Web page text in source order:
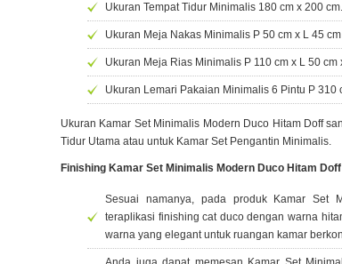
Ukuran Tempat Tidur Minimalis 180 cm x 200 cm.
Ukuran Meja Nakas Minimalis P 50 cm x L 45
Ukuran Meja Rias Minimalis P 110 cm x L 50 cm
Ukuran Lemari Pakaian Minimalis 6 Pintu P 310
Ukuran Kamar Set Minimalis Modern Duco Hitam Doff
Tidur Utama atau untuk Kamar Set Pengantin Minimalis.
Finishing Kamar Set Minimalis Modern Duco Hitam Doff
Sesuai namanya, pada produk Kamar Set
teraplikasi finishing cat duco dengan warna
warna yang elegant untuk ruangan kamar